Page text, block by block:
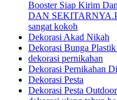
Booster Siap Kirim
DAN
sangat kokoh
Dekorasi Akad Nikah
Dekorasi Bunga
dekorasi pernikahan
Dekorasi Pernikahan
Dekorasi Pesta
Dekorasi Pesta Outdoor